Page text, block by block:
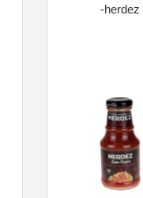
-herdez